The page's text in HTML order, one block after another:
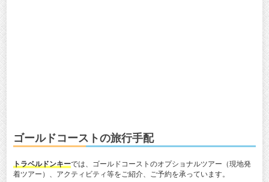
ゴールドコーストの旅行手配
トラベルドンキーでは、ゴールドコーストのオプショナルツアー（現地発
着ツアー）、アクティビティ等をご紹介、ご予約を承っています。